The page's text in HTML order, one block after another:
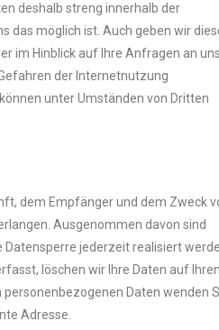
deshalb streng innerhalb der
das möglich ist. Auch geben wir
im Hinblick auf Ihre Anfragen an uns
der Internetnutzung
unter Umständen von Dritten
dem Empfänger und dem Zweck
Ausgenommen davon sind
jederzeit realisiert
löschen wir Ihre Daten auf Ihren
Daten wenden
Adresse.